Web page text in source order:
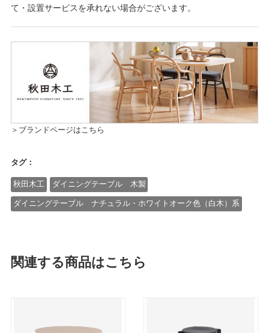
て・設置サービスを承れない場合がございます。
＞ブランドページはこちら
タグ：
秋田木工 ダイニングテーブル 木製
ダイニングテーブル ナチュラル・ホワイトオーク色（白木）系
関連する商品はこちら